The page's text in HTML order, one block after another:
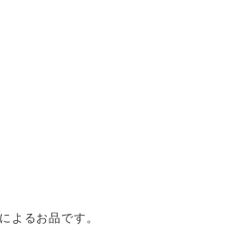
よるお品です。